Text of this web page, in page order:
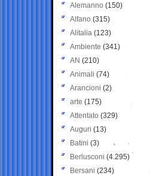
Alemanno (150)
Alfano (315)
Alitalia (123)
Ambiente (341)
AN (210)
Animali (74)
Arancioni (2)
arte (175)
Attentato (329)
Auguri (13)
Batini (3)
Berlusconi (4.295)
Bersani (234)